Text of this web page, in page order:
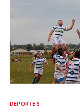
DEPORTES